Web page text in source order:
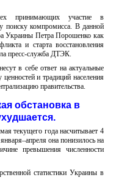
принимающих участие в
поиску компромисса. В данной
Украины Петра Порошенко как
и старта восстановления
пресс-служба ДТЭК.
в себе ответ на актуальные
и традиций населения
правительства.
обстановка в
текущего года насчитывает 4
она понизилось на
превышения численности
статистики Украины в